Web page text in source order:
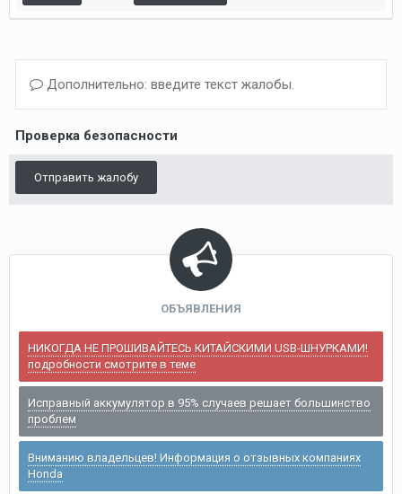
Дополнительно: введите текст жалобы.
Проверка безопасности
Отправить жалобу
ОБЪЯВЛЕНИЯ
НИКОГДА НЕ ПРОШИВАЙТЕСЬ КИТАЙСКИМИ USB-ШНУРКАМИ!
подробности смотрите в теме
Исправный аккумулятор в 95% случаев решает большинство
проблем
Вниманию владельцев! Информация о отзывных компаниях
Honda